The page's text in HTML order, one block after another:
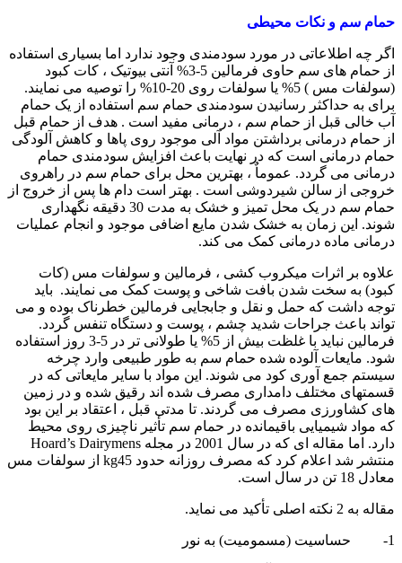
حمام سم و نکات محیطی
اگر چه اطلاعاتی در مورد سودمندی وجود ندارد اما بسیاری استفاده
از حمام های سم حاوی فرمالین 5-3% آنتی بیوتیک ، کات کبود
(سولفات مس ) 5% یا سولفات روی 20-10% را توصیه می نمایند.
برای به حداکثر رسانیدن سودمندی حمام سم استفاده از یک حمام
آب خالی قبل از حمام سم ، درمانی مفید است . هدف از حمام قبل
از حمام درمانی برداشتن مواد آلی موجود روی پاها و کاهش آلودگی
حمام درمانی است که در نهایت باعث افزایش سودمندی حمام
درمانی می گردد. عموماٌ ، بهترین محل برای حمام سم در راهروی
خروجی از سالن شیردوشی است . بهتر است دام ها پس از خروج از
حمام سم در یک محل تمیز و خشک به مدت 30 دقیقه نگهداری
شوند. این زمان به خشک شدن مایع اضافی موجود و انجام عملیات
درمانی ماده درمانی کمک می کند.
علاوه بر اثرات میکروب کشی ، فرمالین و سولفات مس (کات
کبود) به سخت شدن بافت شاخی و پوست کمک می نمایند. باید
توجه داشت که حمل و نقل و جابجایی فرمالین خطرناک بوده و می
تواند باعث جراحات شدید چشم ، پوست و دستگاه تنفس گردد.
فرمالین نباید با غلظت بیش از 5% یا طولانی تر در 5-3 روز استفاده
شود. مایعات آلوده شده حمام سم به طور طبیعی وارد چرخه
سیستم جمع آوری کود می شوند. این مواد با سایر مایعاتی که در
قسمتهای مختلف دامداری مصرف شده اند رقیق شده و در زمین
های کشاورزی مصرف می گردند. تا مدتی قبل ، اعتقاد بر این بود
که مواد شیمیایی باقیمانده در حمام سم تأثیر ناچیزی روی محیط
دارد. اما مقاله ای که در سال 2001 در مجله
Hoard’s Dairymens
منتشر شد اعلام کرد که مصرف روزانه حدود kg45 از سولفات مس
معادل 18 تن در سال است.
مقاله به 2 نکته اصلی تأکید می نماید.
1- حساسیت (مسمومیت) به نور